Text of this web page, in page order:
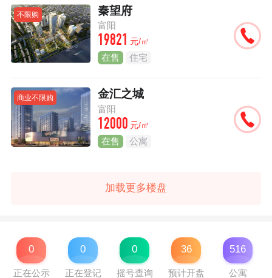
不限购 秦望府
富阳
19821 元/㎡
在售 住宅
商业不限购 金汇之城
富阳
12000 元/㎡
在售 公寓
加载更多楼盘
0
正在公示
0
正在登记
0
摇号查询
36
预计开盘
516
公寓